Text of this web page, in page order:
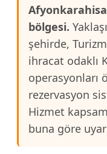
bölgesi.
şehirde,
ihracat odaklı
operasyonları
rezervasyon
Hizmet
buna göre